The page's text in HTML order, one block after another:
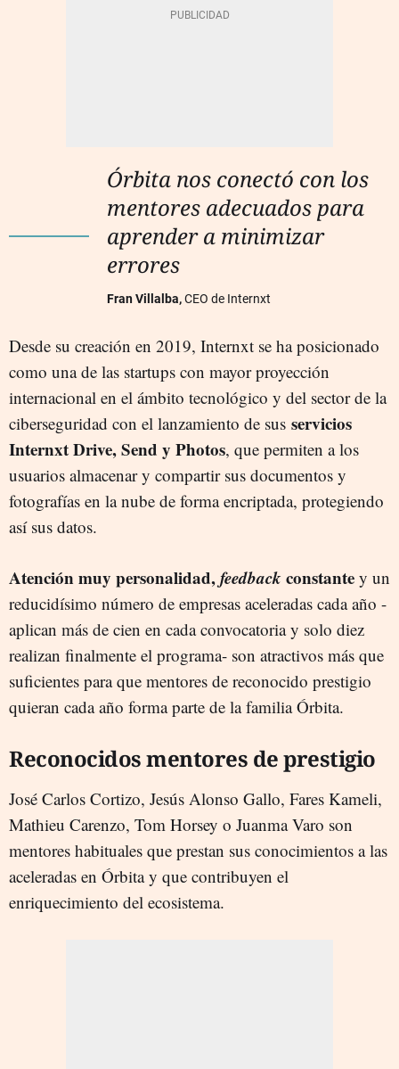
Órbita nos conectó con los
mentores adecuados para
aprender a minimizar
errores
Fran Villalba,CEO de Internxt
Desde su creación en 2019, Internxt se ha posicionado
como una de las startups con mayor proyección
internacional en el ámbito tecnológico y del sector de la
ciberseguridad con el lanzamiento de sus servicios
Internxt Drive, Send y Photos, que permiten a los
usuarios almacenar y compartir sus documentos y
fotografías en la nube de forma encriptada, protegiendo
así sus datos.
Atención muy personalidad,feedback constante y un
reducidísimo número de empresas aceleradas cada año -
aplican más de cien en cada convocatoria y solo diez
realizan finalmente el programa- son atractivos más que
suficientes para que mentores de reconocido prestigio
quieran cada año forma parte de la familia Órbita.
Reconocidos mentores de prestigio
José Carlos Cortizo, Jesús Alonso Gallo, Fares Kameli,
Mathieu Carenzo, Tom Horsey o Juanma Varo son
mentores habituales que prestan sus conocimientos a las
aceleradas en Órbita y que contribuyen el
enriquecimiento del ecosistema.